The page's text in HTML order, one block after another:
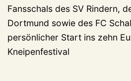
Fansschals des SV Rindern,
Dortmund sowie des FC
persönlicher Start ins zehn
Kneipenfestival